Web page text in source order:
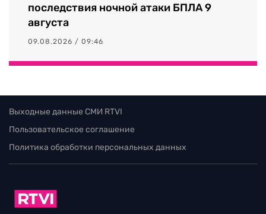
последствия ночной атаки БПЛА 9
августа
09.08.2026 / 09:46
Выходные данные СМИ RTVI
Пользовательское соглашение
Политика обработки персональных данных